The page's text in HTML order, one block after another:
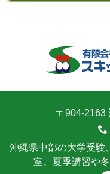
〒904-2163
沖縄県中部の大学受験
室、夏季講習や